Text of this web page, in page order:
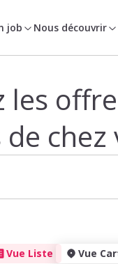
job Nous découvrir
les
de chez
Vue Liste Vue